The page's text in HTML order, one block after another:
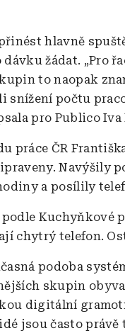
hlavně
žádat. „Pro
to naopak
snížení počtu
pro Publico
práce ČR
Navýšily
a posílily
Kuchyňkové
chytrý telefon.
podoba
skupin
digitální
jsou často